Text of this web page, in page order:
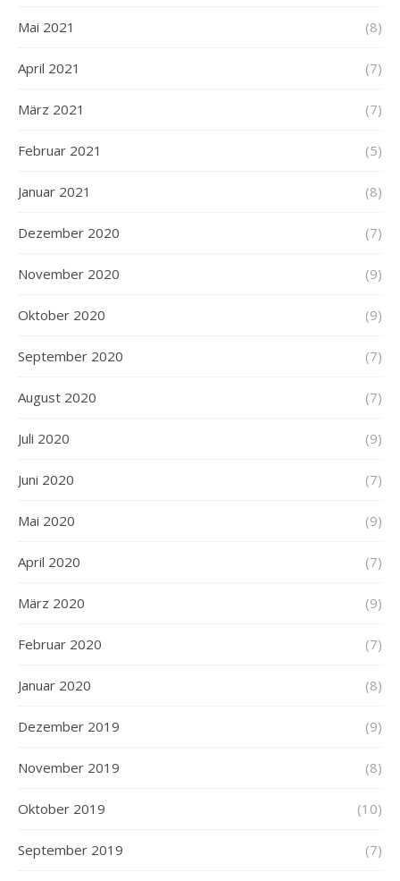
Mai 2021 (8)
April 2021 (7)
März 2021 (7)
Februar 2021 (5)
Januar 2021 (8)
Dezember 2020 (7)
November 2020 (9)
Oktober 2020 (9)
September 2020 (7)
August 2020 (7)
Juli 2020 (9)
Juni 2020 (7)
Mai 2020 (9)
April 2020 (7)
März 2020 (9)
Februar 2020 (7)
Januar 2020 (8)
Dezember 2019 (9)
November 2019 (8)
Oktober 2019 (10)
September 2019 (7)